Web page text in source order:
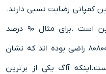
کمپانی رضایت نسبی دارند.
البته این آمار یک معیار میانگین است .برای مثال ۹۰ درصد
مشتریان آاگ از ظرفشویی مدل ۸۰۸۰۰ راضی بوده اند که نشان
آاگ یکی از برترین